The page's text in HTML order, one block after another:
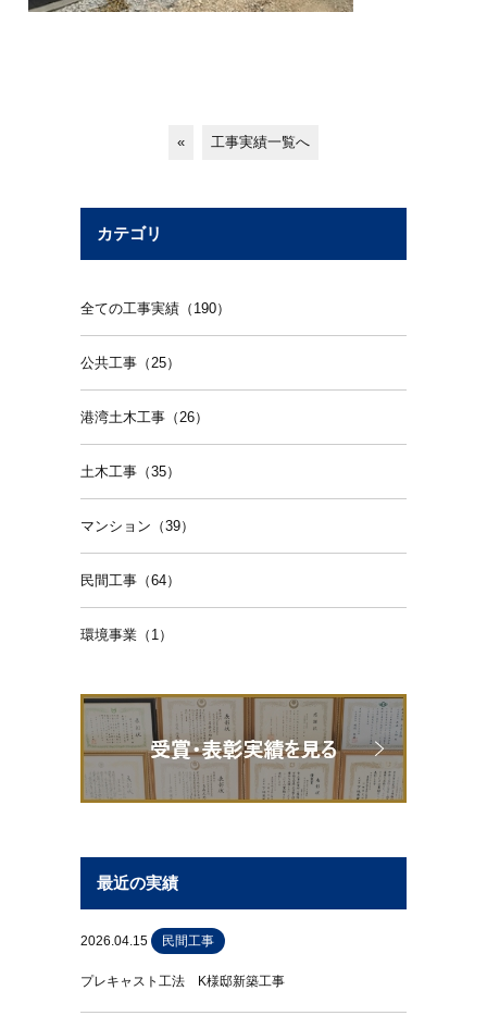
« 工事実績一覧へ
カテゴリ
全ての工事実績（190）
公共工事（25）
港湾土木工事（26）
土木工事（35）
マンション（39）
民間工事（64）
環境事業（1）
最近の実績
2026.04.15 民間工事
プレキャスト工法 K様邸新築工事